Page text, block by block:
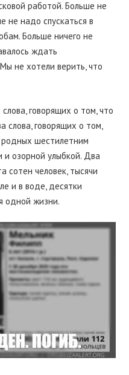
работой. Больше не
не надо спускаться в
Больше ничего не
ждать
не хотели верить, что
говорящих о том, что
слова, говорящих о том,
родных шестилетним
и озорной улыбкой. Два
сотен человек, тысячи
и в воде, десятки
одной жизни.